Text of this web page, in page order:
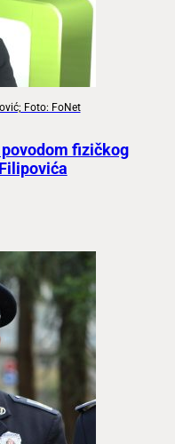
Foto: FoNet
fizičkog